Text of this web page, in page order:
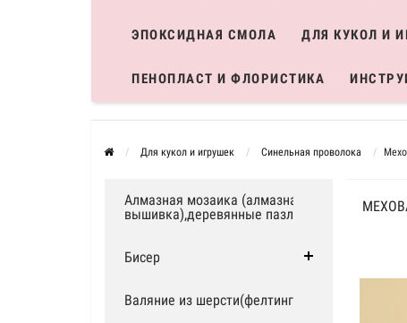
ЭПОКСИДНАЯ СМОЛА ДЛЯ КУКОЛ И
ПЕНОПЛАСТ И ФЛОРИСТИКА
Для кукол и игрушек Синельная проволока
Алмазная мозаика (алмазная
вышивка),деревянные пазлы
Бисер
Валяние из шерсти(фелтинг)